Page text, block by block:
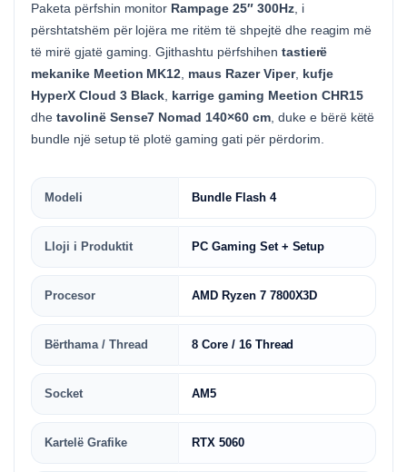
Paketa përfshin monitor Rampage 25″ 300Hz, i
përshtatshëm për lojëra me ritëm të shpejtë dhe reagim më
të mirë gjatë gaming. Gjithashtu përfshihen tastierë
mekanike Meetion MK12 maus Razer Viper, kufje
HyperX Cloud 3 Black karrige gaming Meetion CHR15
dhe tavolinë Sense7 Nomad 140×60 cm, duke e bërë këtë
bundle një setup të plotë gaming gati për përdorim.
Modeli Bundle Flash 4
Lloji i Produktit PC Gaming Set + Setup
Procesor AMD Ryzen 7 7800X3D
Bërthama / Thread 8 Core / 16 Thread
Socket AM5
Kartelë Grafike RTX 5060